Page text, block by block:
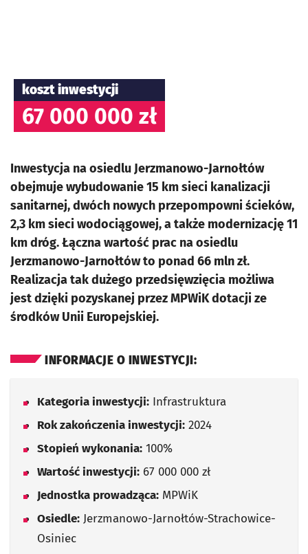
koszt inwestycji
67 000 000 zł
Inwestycja na osiedlu Jerzmanowo-Jarnołtów
obejmuje wybudowanie 15 km sieci kanalizacji
sanitarnej, dwóch nowych przepompowni ścieków,
2,3 km sieci wodociągowej, a także modernizację 11
km dróg. Łączna wartość prac na osiedlu
Jerzmanowo-Jarnołtów to ponad 66 mln zł.
Realizacja tak dużego przedsięwzięcia możliwa
jest dzięki pozyskanej przez MPWiK dotacji ze
środków Unii Europejskiej.
INFORMACJE O INWESTYCJI:
Kategoria inwestycji: Infrastruktura
Rok zakończenia inwestycji: 2024
Stopień wykonania: 100%
Wartość inwestycji: 67 000 000 zł
Jednostka prowadząca: MPWiK
Osiedle: Jerzmanowo-Jarnołtów-Strachowice-
Osiniec